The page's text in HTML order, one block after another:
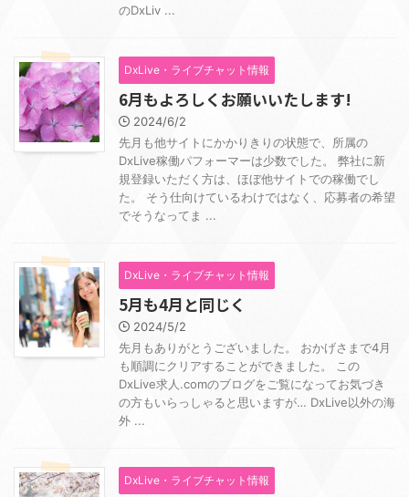
のDxLiv ...
DxLive・ライブチャット情報
6月もよろしくお願いいたします!
2024/6/2
先月も他サイトにかかりきりの状態で、所属の
DxLive稼働パフォーマーは少数でした。 弊社に新
規登録いただく方は、ほぼ他サイトでの稼働でし
た。 そう仕向けているわけではなく、応募者の希望
でそうなってま ...
DxLive・ライブチャット情報
5月も4月と同じく
2024/5/2
先月もありがとうございました。 おかげさまで4月
も順調にクリアすることができました。 この
DxLive求人.comのブログをご覧になってお気づき
の方もいらっしゃると思いますが… DxLive以外の海
外 ...
DxLive・ライブチャット情報